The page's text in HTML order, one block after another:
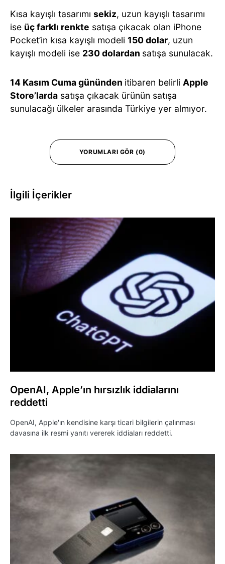
Kısa kayışlı tasarımı sekiz, uzun kayışlı tasarımı
ise üç farklı renkte satışa çıkacak olan iPhone
Pocket’in kısa kayışlı modeli 150 dolar, uzun
kayışlı modeli ise 230 dolardan satışa sunulacak.
14 Kasım Cuma gününden itibaren belirli Apple
Store’larda satışa çıkacak ürünün satışa
sunulacağı ülkeler arasında Türkiye yer almıyor.
YORUMLARI GÖR (0)
İlgili İçerikler
OpenAI, Apple’ın hırsızlık iddialarını
reddetti
OpenAI, Apple'ın kendisine karşı ticari bilgilerin çalınması
davasına ilk resmi yanıtı vererek iddiaları reddetti.